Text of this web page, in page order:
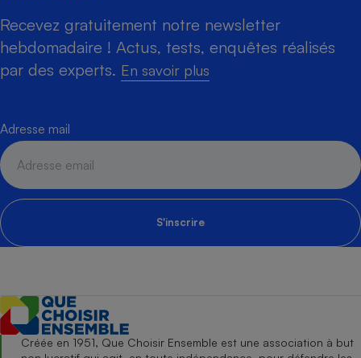
Recevez gratuitement notre newsletter
hebdomadaire ! Actus, tests, enquêtes réalisés
par des experts. En savoir plus
Adresse mail
S'inscrire
Créée en 1951, Que Choisir Ensemble est une association à but